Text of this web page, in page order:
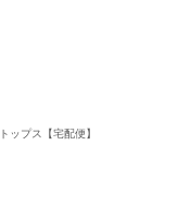
ップス【宅配便】